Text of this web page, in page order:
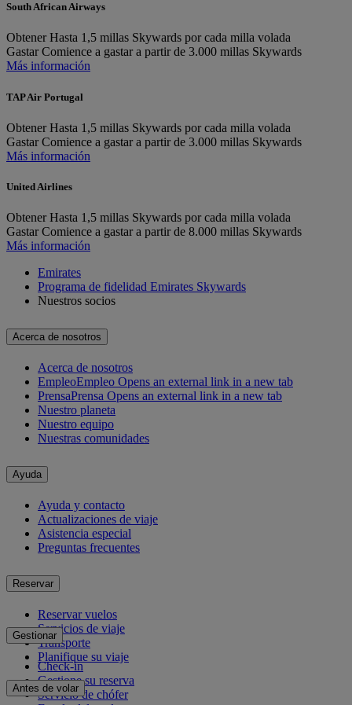
South African Airways
ObtenerHasta 1,5 millas Skywards por cada milla volada
GastarComience a gastar a partir de 3.000 millas Skywards
Más información
TAP Air Portugal
ObtenerHasta 1,5 millas Skywards por cada milla volada
GastarComience a gastar a partir de 3.000 millas Skywards
Más información
United Airlines
ObtenerHasta 1,5 millas Skywards por cada milla volada
GastarComience a gastar a partir de 8.000 millas Skywards
Más información
Emirates
Programa de fidelidad Emirates Skywards
Nuestros socios
Acerca de nosotros
Acerca de nosotros
EmpleoEmpleo Opens an external link in a new tab
PrensaPrensa Opens an external link in a new tab
Nuestro planeta
Nuestro equipo
Nuestras comunidades
Ayuda
Ayuda y contacto
Actualizaciones de viaje
Asistencia especial
Preguntas frecuentes
Reservar
Reservar vuelos
Servicios de viaje
Transporte
Planifique su viaje
Gestionar
Check-in
Gestione su reserva
Servicio de chófer
Antes de volar